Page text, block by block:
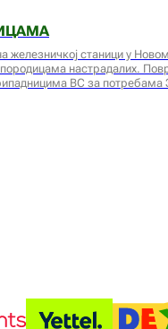
железничкој станици у
породицама настрадалих.
ВС за потребама